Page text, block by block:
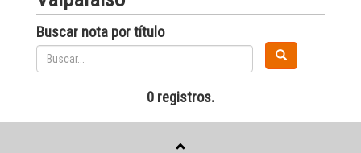
Buscar nota por título
0 registros.